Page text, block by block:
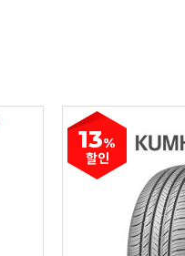
13%
할인